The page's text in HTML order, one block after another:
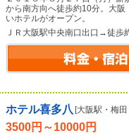
から南方向へ徒歩約10分。大
いホテルがオープン。
ＪＲ大阪駅中央南口出口→徒歩
ホテル喜多八 [大阪駅・梅
3500円～10000円